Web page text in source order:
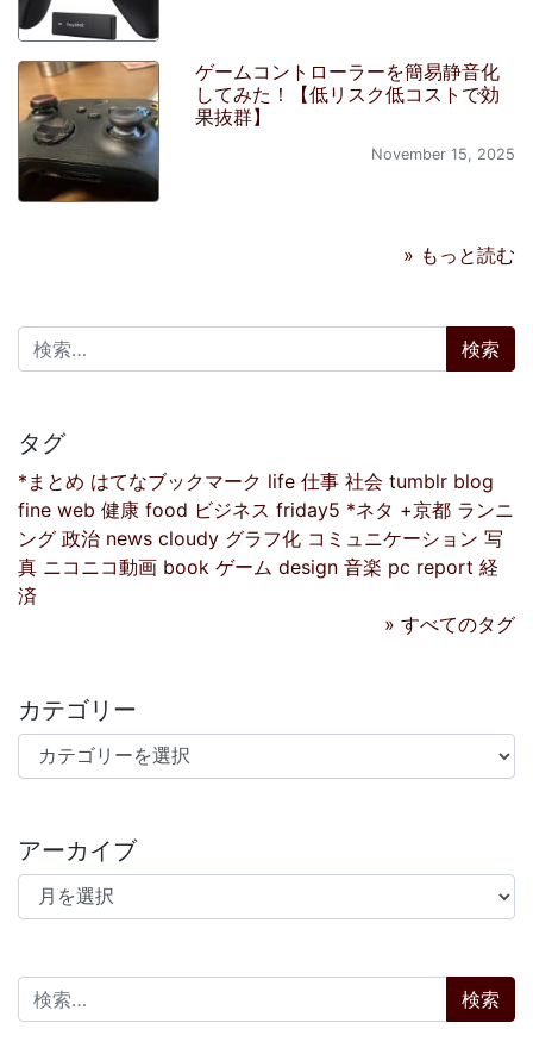
ゲームコントローラーを簡易静音化
してみた！【低リスク低コストで効
果抜群】
November 15, 2025
» もっと読む
検索:
タグ
*まとめ はてなブックマーク life 仕事 社会 tumblr blog
fine web 健康 food ビジネス friday5 *ネタ +京都 ランニ
ング 政治 news cloudy グラフ化 コミュニケーション 写
真 ニコニコ動画 book ゲーム design 音楽 pc report 経
済
» すべてのタグ
カテゴリー
カテゴリー
アーカイブ
アーカイブ
検索: